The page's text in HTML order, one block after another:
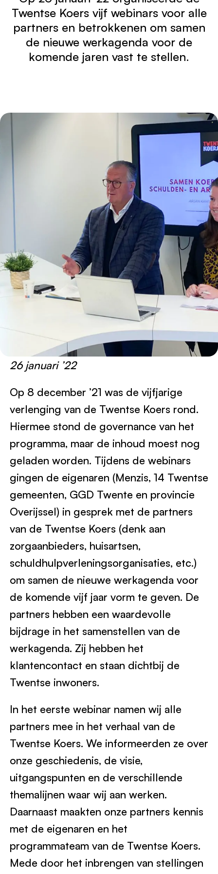
Twentse Koers vijf webinars voor alle
partners en betrokkenen om samen
de nieuwe werkagenda voor de
komende jaren vast te stellen.
26 januari ’22
Op 8 december ’21 was de vijfjarige
verlenging van de Twentse Koers rond.
Hiermee stond de governance van het
programma, maar de inhoud moest nog
geladen worden. Tijdens de webinars
gingen de eigenaren (Menzis, 14 Twentse
gemeenten, GGD Twente en provincie
Overijssel) in gesprek met de partners
van de Twentse Koers (denk aan
zorgaanbieders, huisartsen,
schuldhulpverleningsorganisaties, etc.)
om samen de nieuwe werkagenda voor
de komende vijf jaar vorm te geven. De
partners hebben een waardevolle
bijdrage in het samenstellen van de
werkagenda. Zij hebben het
klantencontact en staan dichtbij de
Twentse inwoners.
In het eerste webinar namen wij alle
partners mee in het verhaal van de
Twentse Koers. We informeerden ze over
onze geschiedenis, de visie,
uitgangspunten en de verschillende
themalijnen waar wij aan werken.
Daarnaast maakten onze partners kennis
met de eigenaren en het
programmateam van de Twentse Koers.
Mede door het inbrengen van stellingen